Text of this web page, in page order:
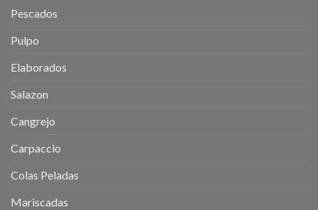
Pescados
Pulpo
Elaborados
Salazon
Cangrejo
Carpaccio
Colas Peladas
Mariscadas